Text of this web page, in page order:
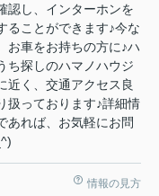
認し、インターホンを
ることができます♪今な
お車をお持ちの方に♪ハ
探しのハマノハウジ
近く、交通アクセス良
扱っております♪詳細情
あれば、お気軽にお問
情報の見方